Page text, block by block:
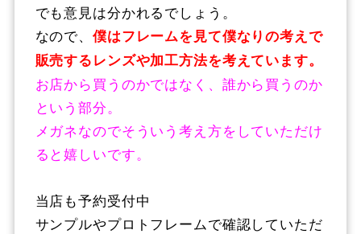
でも意見は分かれるでしょう。
なので、僕はフレームを見て僕なりの考えで
販売するレンズや加工方法を考えています。
お店から買うのかではなく、誰から買うのか
という部分。
メガネなのでそういう考え方をしていただけ
ると嬉しいです。
当店も予約受付中
サンプルやプロトフレームで確認していただ